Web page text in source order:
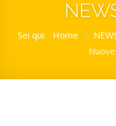
Sei qui: Home /